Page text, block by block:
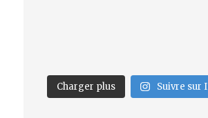
Charger plus Suivre sur